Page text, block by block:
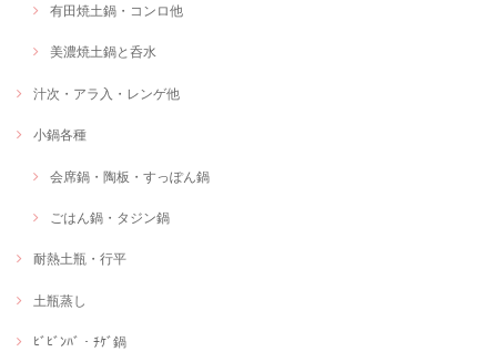
有田焼土鍋・コンロ他
美濃焼土鍋と呑水
汁次・アラ入・レンゲ他
小鍋各種
会席鍋・陶板・すっぽん鍋
ごはん鍋・タジン鍋
耐熱土瓶・行平
土瓶蒸し
ﾋﾞﾋﾞﾝﾊﾞ・ﾁｹﾞ鍋